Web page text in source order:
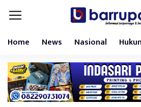
Home News Nasional